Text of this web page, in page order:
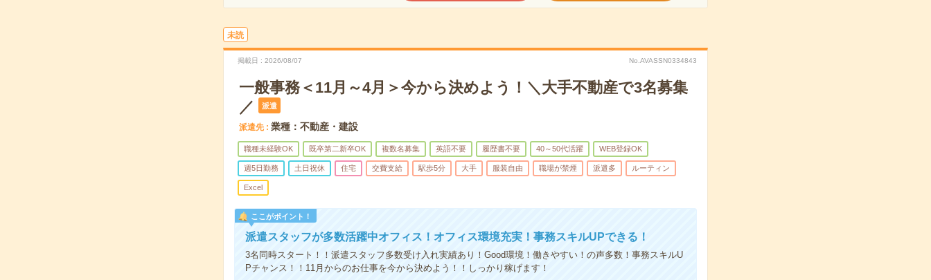
未読
掲載日 2026/08/07 No.AVASSN0334843
一般事務＜11月～4月＞今から決めよう！＼大手不動産で3名募集
／
派遣
派遣先 業種：不動産・建設
職種未経験OK 既卒第二新卒OK 複数名募集 英語不要 履歴書不要 40～50代活躍 WEB登録OK
週5日勤務 土日祝休 住宅 交費支給 駅歩5分 大手 服装自由 職場が禁煙 派遣多 ルーティン
Excel
ここがポイント！
派遣スタッフが多数活躍中オフィス！オフィス環境充実！事務スキルUPできる！
3名同時スタート！！派遣スタッフ多数受け入れ実績あり！Good環境！働きやすい！の声多数！事務スキルU
Pチャンス！！11月からのお仕事を今から決めよう！！しっかり稼げます！